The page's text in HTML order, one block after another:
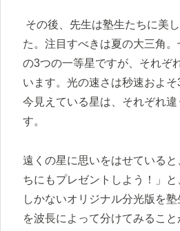
その後、先生は塾生たちに美
た。注目すべきは夏の大三角
の3つの一等星ですが、それぞ
います。光の速さは秒速およそ
今見えている星は、それぞれ
す。
遠くの星に思いをはせている
ちにもプレゼントしよう！」
しかないオリジナル分光版を
を波長によって分けてみるこ